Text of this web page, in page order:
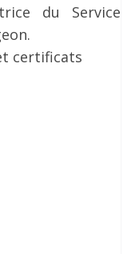
du Service
certificats